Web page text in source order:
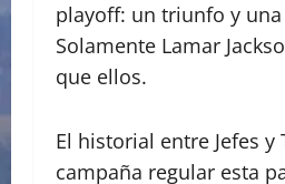
playoff: un triunfo y
Solamente Lamar
que ellos.
El historial entre Jefes y
campaña regular esta